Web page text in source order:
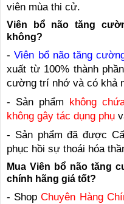
viên mùa thi cử.
Viên bổ não tăng
không?
-Viên bổ não tăng
xuất từ 100% thành
cường trí nhớ và có khả
- Sản phẩm không
không gây tác dụng phụ
- Sản phẩm đã được
phục hồi sự thoái hóa
Mua Viên bổ não tăng
chính hãng giá tốt?
- ShopChuyên Hàng